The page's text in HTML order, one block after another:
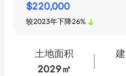
$220,000
较2023年下降26%
土地面积
2029㎡